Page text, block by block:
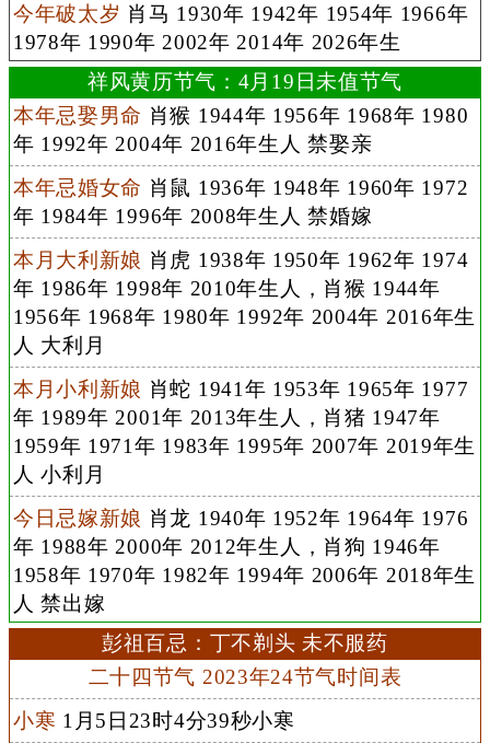
今年破太岁 肖马 1930年 1942年 1954年 1966年
1978年 1990年 2002年 2014年 2026年生
祥风黄历节气：4月19日未值节气
本年忌娶男命 肖猴 1944年 1956年 1968年 1980
年 1992年 2004年 2016年生人 禁娶亲
本年忌婚女命 肖鼠 1936年 1948年 1960年 1972
年 1984年 1996年 2008年生人 禁婚嫁
本月大利新娘 肖虎 1938年 1950年 1962年 1974
年 1986年 1998年 2010年生人，肖猴 1944年
1956年 1968年 1980年 1992年 2004年 2016年生
人 大利月
本月小利新娘 肖蛇 1941年 1953年 1965年 1977
年 1989年 2001年 2013年生人，肖猪 1947年
1959年 1971年 1983年 1995年 2007年 2019年生
人 小利月
今日忌嫁新娘 肖龙 1940年 1952年 1964年 1976
年 1988年 2000年 2012年生人，肖狗 1946年
1958年 1970年 1982年 1994年 2006年 2018年生
人 禁出嫁
彭祖百忌：丁不剃头 未不服药
二十四节气 2023年24节气时间表
小寒 1月5日23时4分39秒小寒